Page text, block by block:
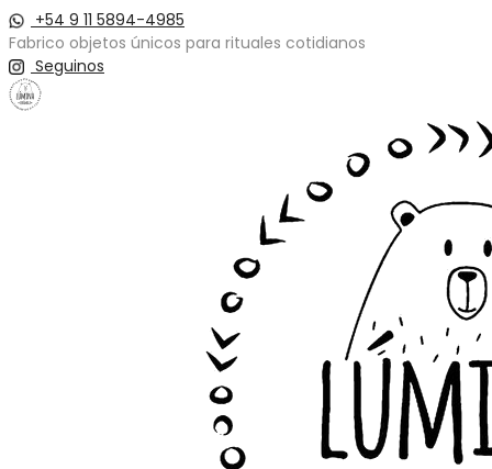
+54 9 11 5894-4985
Fabrico objetos únicos para rituales cotidianos
Seguinos